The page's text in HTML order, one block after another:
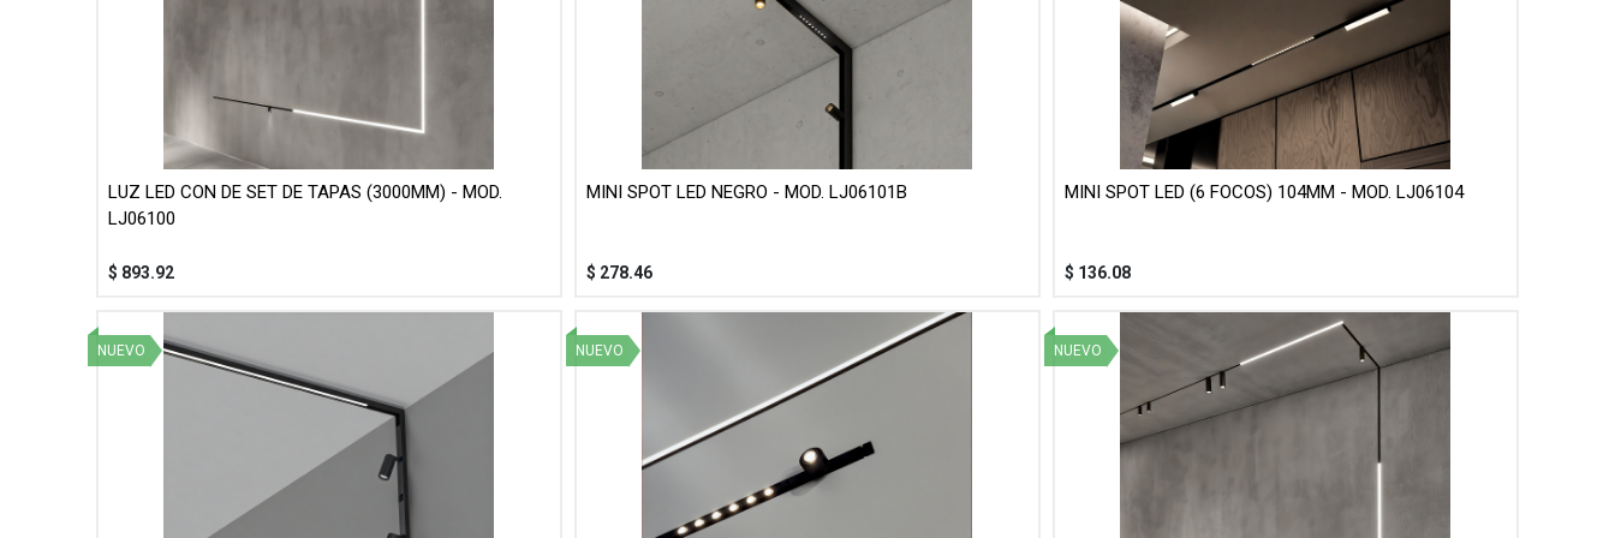
LUZ LED CON DE SET DE TAPAS (3000MM) - MOD.
LJ06100
$ 893.92
MINI SPOT LED NEGRO - MOD. LJ06101B
$ 278.46
MINI SPOT LED (6 FOCOS) 104MM - MOD. LJ06104
$ 136.08
NUEVO NUEVO NUEVO